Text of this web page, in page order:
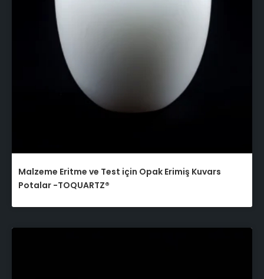
Malzeme Eritme ve Test için Opak Erimiş Kuvars
Potalar -TOQUARTZ®